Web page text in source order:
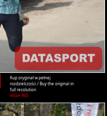
Kup oryginał w pełnej
rozdzielczości / Buy the original in
full resolution
HIGH-RES